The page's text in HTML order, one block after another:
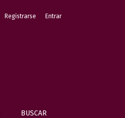
BUSCAR
Registrarse Entrar